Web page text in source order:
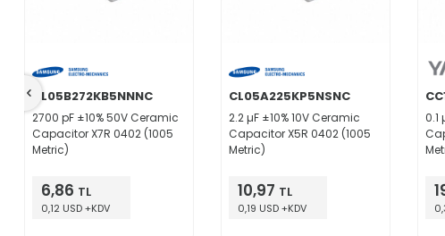
CL05B272KB5NNNC
2700 pF ±10% 50V Ceramic
Capacitor X7R 0402 (1005
Metric)
6,86 TL
0,12 USD +KDV
CL05A225KP5NSNC
2.2 µF ±10% 10V Ceramic
Capacitor X5R 0402 (1005
Metric)
10,97 TL
0,19 USD +KDV
0.1